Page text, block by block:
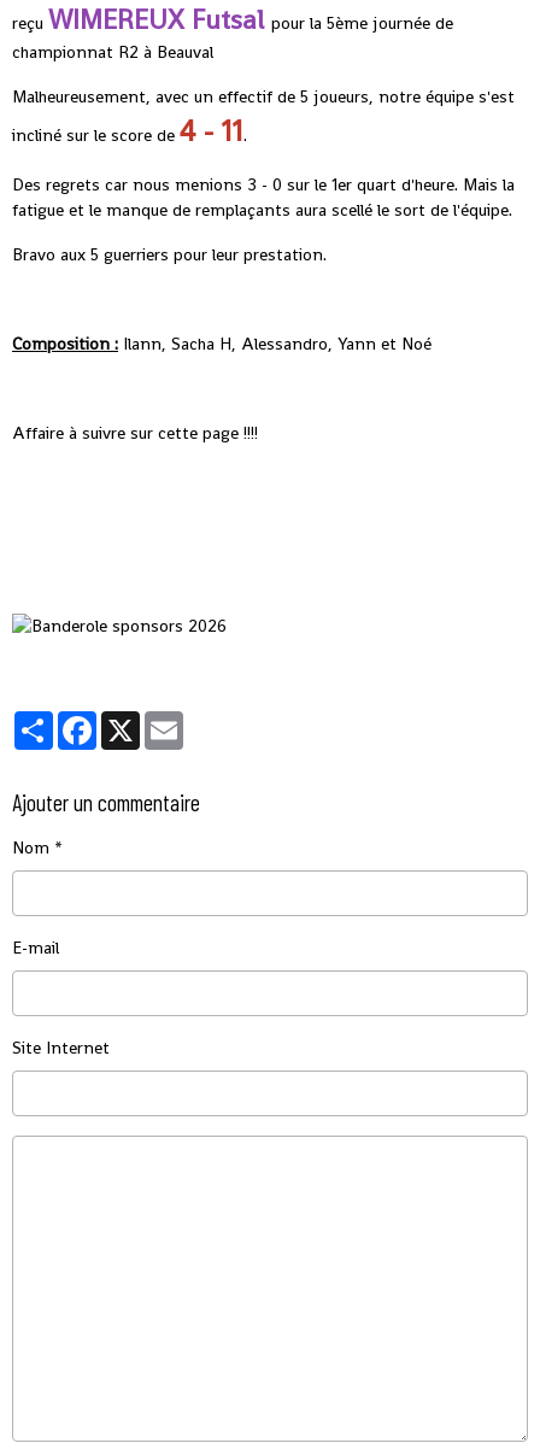
reçu WIMEREUX Futsal pour la 5ème journée de
championnat R2 à Beauval
Malheureusement, avec un effectif de 5 joueurs, notre équipe s'est
incliné sur le score de 4 - 11.
Des regrets car nous menions 3 - 0 sur le 1er quart d'heure. Mais la
fatigue et le manque de remplaçants aura scellé le sort de l'équipe.
Bravo aux 5 guerriers pour leur prestation.
Composition : Ilann, Sacha H, Alessandro, Yann et Noé
Affaire à suivre sur cette page !!!!
PartagerFacebook
X
Ajouter un commentaire
Nom
E-mail
Site Internet